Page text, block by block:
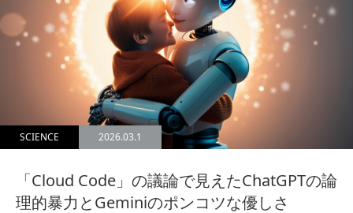
SCIENCE 2026.03.1
「Cloud Code」の議論で見えたChatGPTの論
理的暴力とGeminiのポンコツな優しさ